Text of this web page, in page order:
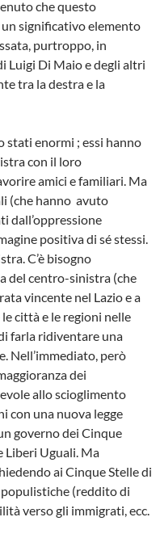
che questo
significativo elemento
purtroppo, in
Luigi Di Maio e degli altri
tra la destra e la
stati enormi ; essi hanno
con il loro
amici e familiari. Ma
(che hanno avuto
dall’oppressione
positiva di sé stessi.
C’è bisogno
del centro-sinistra (che
vincente nel Lazio e a
città e le regioni nelle
farla ridiventare una
Nell’immediato, però
dei
allo scioglimento
con una nuova legge
governo dei Cinque
Liberi Uguali. Ma
ai Cinque Stelle di
(reddito di
verso gli immigrati, ecc.